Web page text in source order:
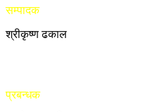
सम्पादक
श्रीकृष्ण ढकाल
प्रबन्धक